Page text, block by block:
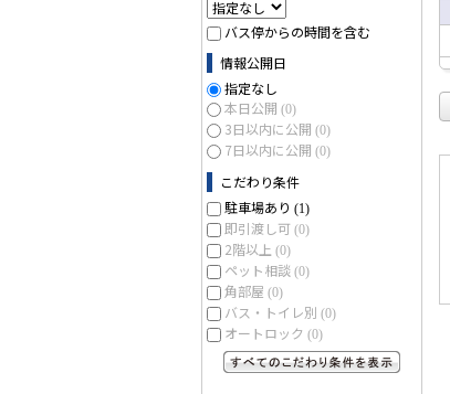
バス停からの時間を含む
情報公開日
指定なし
本日公開 (0)
3日以内に公開 (0)
7日以内に公開 (0)
こだわり条件
駐車場あり (1)
即引渡し可 (0)
2階以上 (0)
ペット相談 (0)
角部屋 (0)
バス・トイレ別 (0)
オートロック (0)